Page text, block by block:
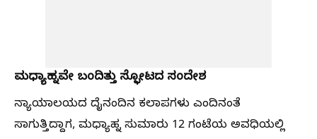
ಮಧ್ಯಾಹ್ನವೇ ಬಂದಿತ್ತು ಸ್ಫೋಟದ ಸಂದೇಶ
ನ್ಯಾಯಾಲಯದ ದೈನಂದಿನ ಕಲಾಪಗಳು ಎಂದಿನಂತೆ
ಸಾಗುತ್ತಿದ್ದಾಗ, ಮಧ್ಯಾಹ್ನ ಸುಮಾರು 12 ಗಂಟೆಯ ಅವಧಿಯಲ್ಲಿ